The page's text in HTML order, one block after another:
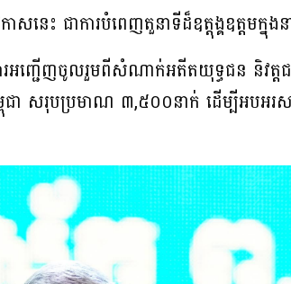
េះ ជាការបំពេញតួនាទីដ៏ឧត្តុង្គឧត្តមក្នុ
ារអញ្ជើញចូលរួមពីសំណាក់អតីតយុទ្ធជន និវ
ា សរុបប្រមាណ ៣,៥០០នាក់ ដើម្បីអបអ